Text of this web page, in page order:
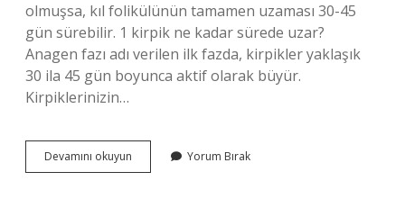
olmuşsa, kıl folikülünün tamamen uzaması 30-45
gün sürebilir. 1 kirpik ne kadar sürede uzar?
Anagen fazı adı verilen ilk fazda, kirpikler yaklaşık
30 ila 45 gün boyunca aktif olarak büyür.
Kirpiklerinizin…
Devamını okuyun
Yanan
Yorum Bırak